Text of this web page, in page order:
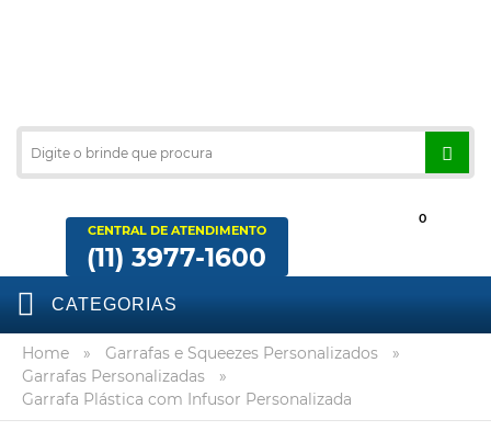
CENTRAL DE ATENDIMENTO
(11) 3977-1600
0
CATEGORIAS
Home » Garrafas e Squeezes Personalizados
»
Garrafas Personalizadas
»
Garrafa Plástica com Infusor Personalizada